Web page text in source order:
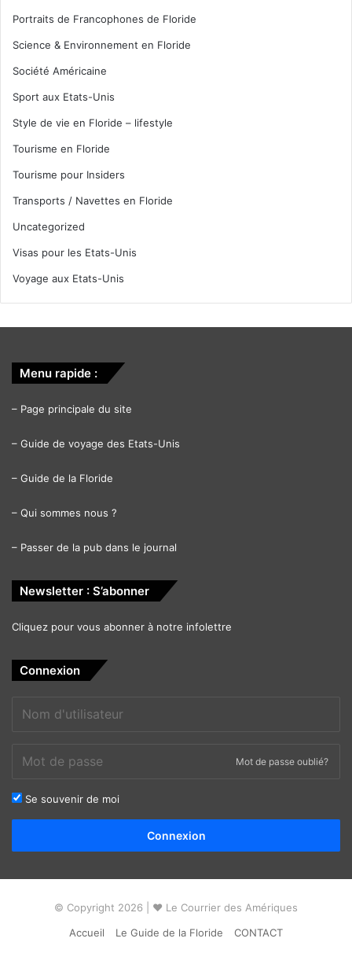
Portraits de Francophones de Floride
Science & Environnement en Floride
Société Américaine
Sport aux Etats-Unis
Style de vie en Floride – lifestyle
Tourisme en Floride
Tourisme pour Insiders
Transports / Navettes en Floride
Uncategorized
Visas pour les Etats-Unis
Voyage aux Etats-Unis
Menu rapide :
– Page principale du site
– Guide de voyage des Etats-Unis
– Guide de la Floride
– Qui sommes nous ?
– Passer de la pub dans le journal
Newsletter : S’abonner
Cliquez pour vous abonner à notre infolettre
Connexion
Mot de passe oublié?
Se souvenir de moi
Connexion
© Copyright 2026 | ❤ Le Courrier des Amériques
Accueil
Le Guide de la Floride CONTACT